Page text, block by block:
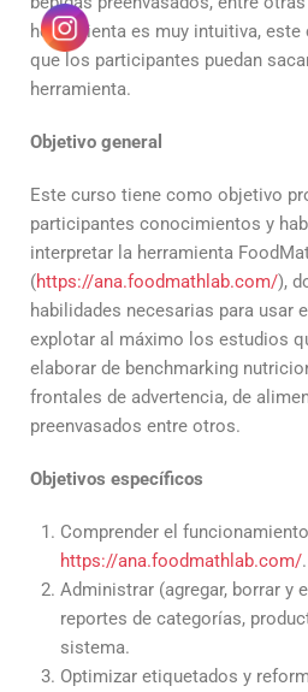
herramienta es muy intuitiva,
que los participantes puedan
herramienta.
Objetivo general
Este curso tiene como objetivo
participantes conocimientos y
interpretar la herramienta
(https://ana.foodmathlab.com/),
habilidades necesarias para usar
explotar al máximo los estudios
elaborar de benchmarking
frontales de advertencia, de
preenvasados entre otros.
Objetivos específicos
Comprender el
https://ana.foodmathlab.com/.
Administrar (agregar, borrar y
reportes de categorías,
sistema.
Optimizar etiquetados y